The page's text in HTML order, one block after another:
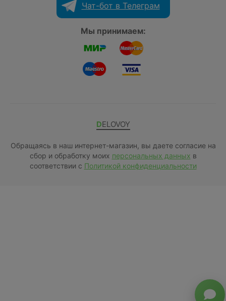
Чат-бот в Телеграм
Мы принимаем:
DELOVOY
Обращаясь в наш интернет-магазин, вы даете согласие на
сбор и обработку моих персональных данных в
соответствии с Политикой конфиденциальности